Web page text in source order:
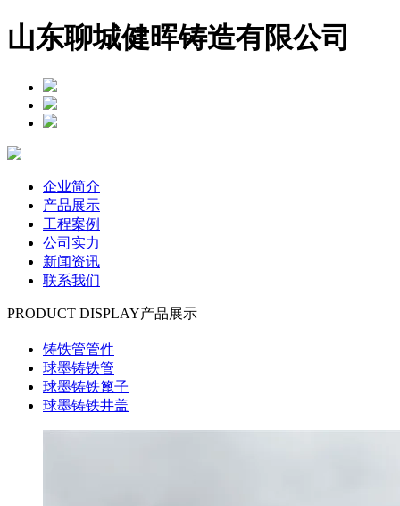
山东聊城健晖铸造有限公司
企业简介
产品展示
工程案例
公司实力
新闻资讯
联系我们
PRODUCT DISPLAY产品展示
铸铁管管件
球墨铸铁管
球墨铸铁篦子
球墨铸铁井盖